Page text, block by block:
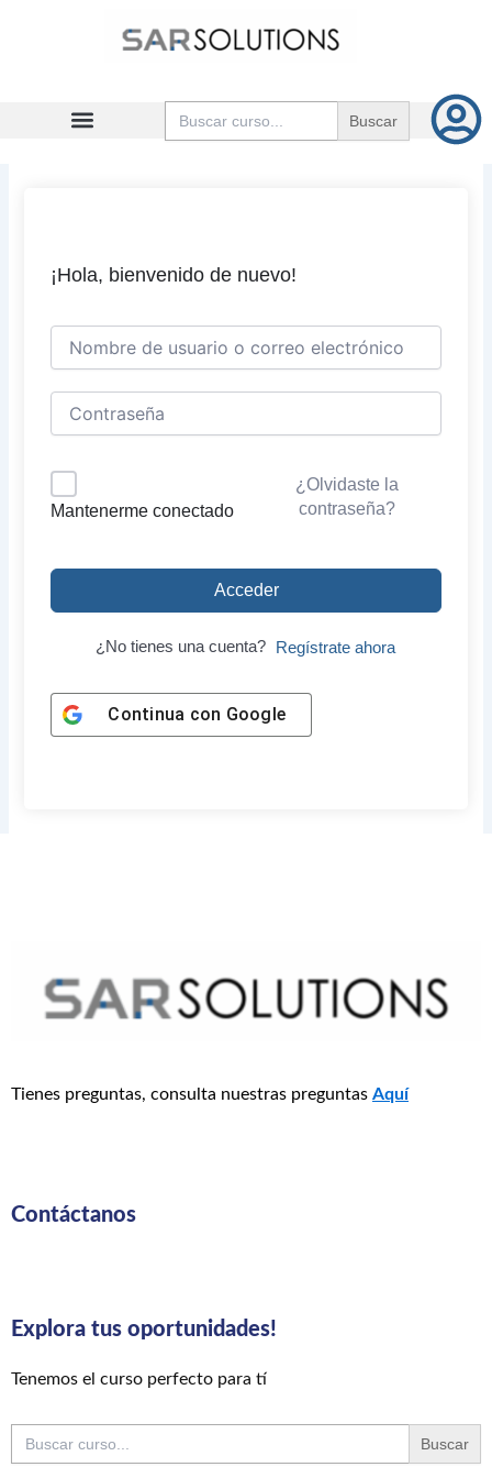
Buscar:
¡Hola, bienvenido de nuevo!
Mantenerme conectado
¿Olvidaste la
contraseña?
Acceder
¿No tienes una cuenta? Regístrate ahora
Continua con Google
Tienes preguntas, consulta nuestras preguntas Aquí
Contáctanos
Explora tus oportunidades!
Tenemos el curso perfecto para tí
Buscar: